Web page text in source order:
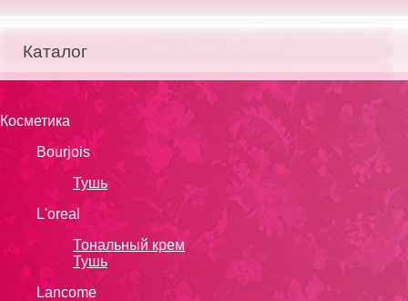
Каталог
Косметика
Bourjois
Тушь
L'oreal
Тональный крем
Тушь
Lanсоmе